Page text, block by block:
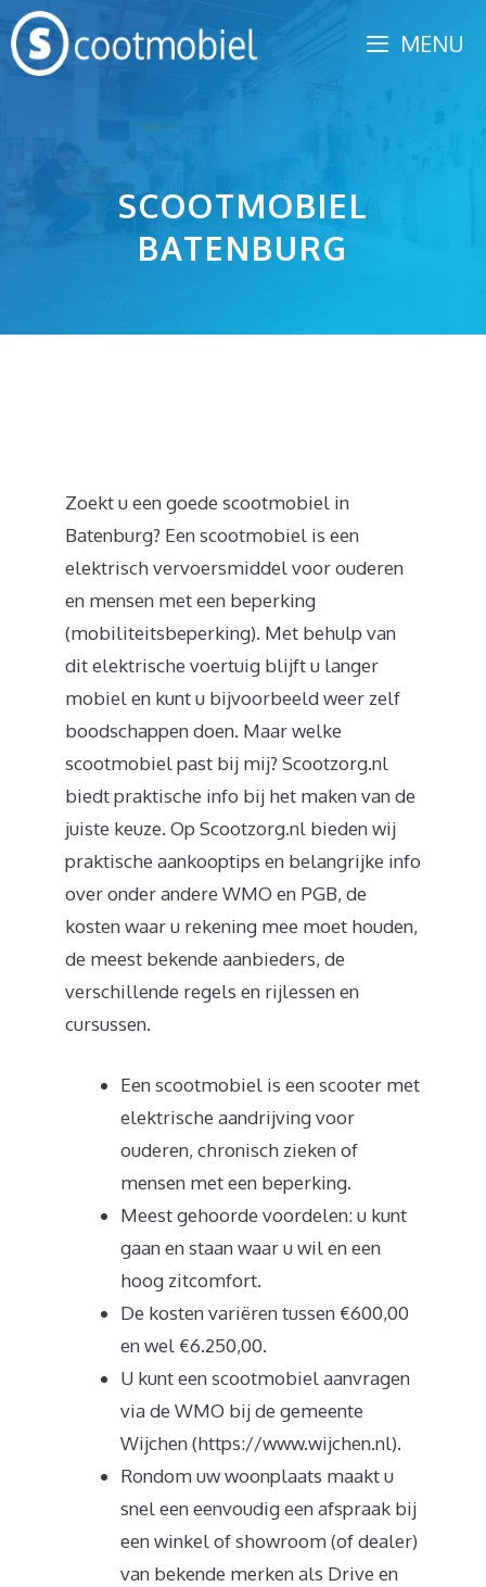
Spring
naar
inhoud
MENU
SCOOTMOBIEL
BATENBURG
Zoekt u een goede scootmobiel in
Batenburg? Een scootmobiel is een
elektrisch vervoersmiddel voor ouderen
en mensen met een beperking
(mobiliteitsbeperking). Met behulp van
dit elektrische voertuig blijft u langer
mobiel en kunt u bijvoorbeeld weer zelf
boodschappen doen. Maar welke
scootmobiel past bij mij? Scootzorg.nl
biedt praktische info bij het maken van de
juiste keuze. Op Scootzorg.nl bieden wij
praktische aankooptips en belangrijke info
over onder andere WMO en PGB, de
kosten waar u rekening mee moet houden,
de meest bekende aanbieders, de
verschillende regels en rijlessen en
cursussen.
Een scootmobiel is een scooter met
elektrische aandrijving voor
ouderen, chronisch zieken of
mensen met een beperking.
Meest gehoorde voordelen: u kunt
gaan en staan waar u wil en een
hoog zitcomfort.
De kosten variëren tussen €600,00
en wel €6.250,00.
U kunt een scootmobiel aanvragen
via de WMO bij de gemeente
Wijchen (https://www.wijchen.nl).
Rondom uw woonplaats maakt u
snel een eenvoudig een afspraak bij
een winkel of showroom (of dealer)
van bekende merken als Drive en